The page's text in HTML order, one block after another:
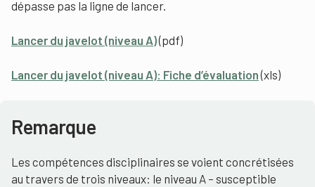
dépasse pas la ligne de lancer.
Lancer du javelot (niveau A)(pdf)
Lancer du javelot (niveau A): Fiche d’évaluation(xls)
Remarque
Les compétences disciplinaires se voient concrétisées
au travers de trois niveaux: le niveau A – susceptible